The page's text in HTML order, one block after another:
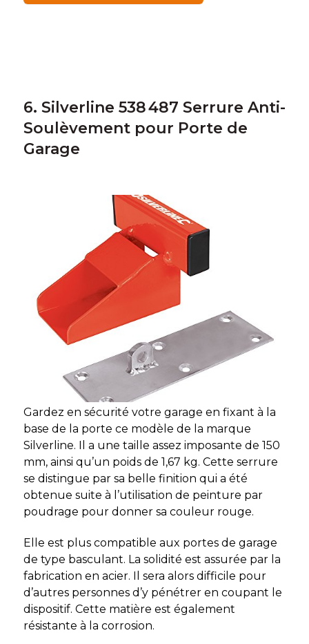
6. Silverline 538 487 Serrure Anti-
Soulèvement pour Porte de
Garage
Gardez en sécurité votre garage en fixant à la
base de la porte ce modèle de la marque
Silverline. Il a une taille assez imposante de 150
mm, ainsi qu’un poids de 1,67 kg. Cette serrure
se distingue par sa belle finition qui a été
obtenue suite à l’utilisation de peinture par
poudrage pour donner sa couleur rouge.
Elle est plus compatible aux portes de garage
de type basculant. La solidité est assurée par la
fabrication en acier. Il sera alors difficile pour
d’autres personnes d’y pénétrer en coupant le
dispositif. Cette matière est également
résistante à la corrosion.